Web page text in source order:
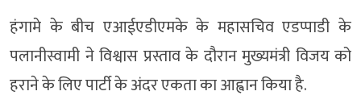
हंगामे के बीच एआईएडीएमके के महासचिव एडप्पाडी के
पलानीस्वामी ने विश्वास प्रस्ताव के दौरान मुख्यमंत्री विजय को
हराने के लिए पार्टी के अंदर एकता का आह्वान किया है.